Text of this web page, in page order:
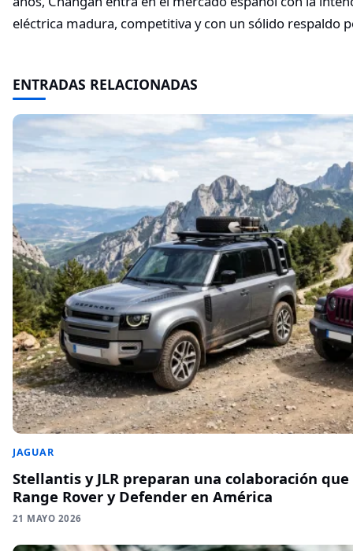
eléctrica madura, competitiva y con un sólido respaldo
ENTRADAS RELACIONADAS
JAGUAR
Stellantis y JLR preparan una colaboración
Range Rover y Defender en América
21 MAYO 2026